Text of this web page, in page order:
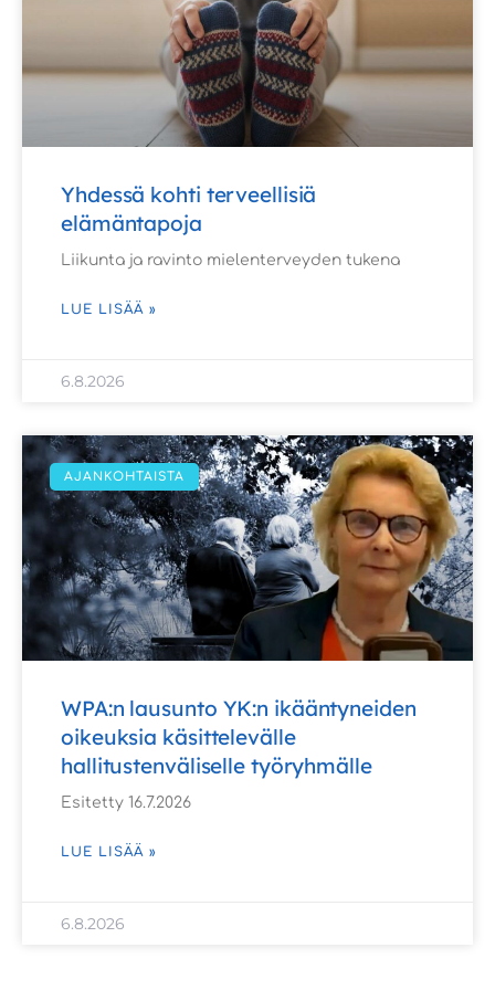
Yhdessä kohti terveellisiä
elämäntapoja
Liikunta ja ravinto mielenterveyden tukena
LUE LISÄÄ »
6.8.2026
AJANKOHTAISTA
WPA:n lausunto YK:n ikääntyneiden
oikeuksia käsittelevälle
hallitustenväliselle työryhmälle
Esitetty 16.7.2026
LUE LISÄÄ »
6.8.2026